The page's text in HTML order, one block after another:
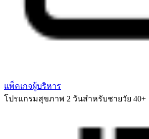
แพ็คเกจผู้บริหาร
โปรแกรมสุขภาพ 2 วันสำหรับชายวัย 40+